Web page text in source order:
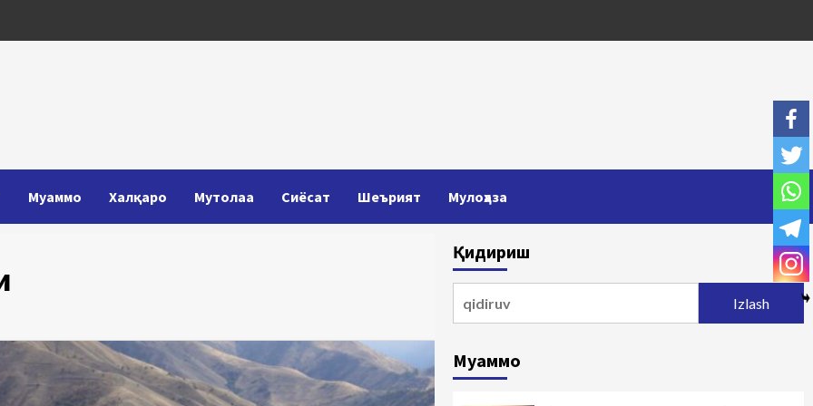
Муаммо Халқаро Мутолаа Сиёсат Шеърият Мулоҳаза
Қидириш
Муаммо